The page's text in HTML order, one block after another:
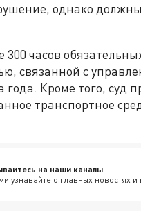
однако
часов
связанной с
Кроме того, суд
транспортное
на наши каналы
узнавайте о главных новостях